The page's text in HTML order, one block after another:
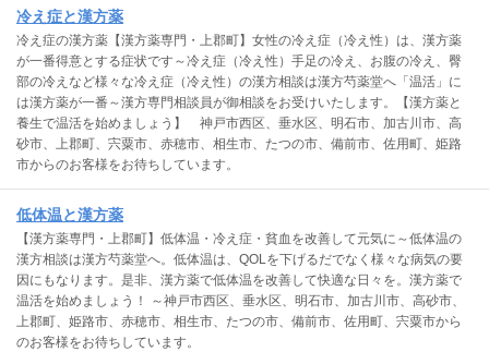
冷え症と漢方薬
冷え症の漢方薬【漢方薬専門・上郡町】女性の冷え症（冷え性）は、漢方薬
が一番得意とする症状です～冷え症（冷え性）手足の冷え、お腹の冷え、臀
部の冷えなど様々な冷え症（冷え性）の漢方相談は漢方芍薬堂へ「温活」に
は漢方薬が一番～漢方専門相談員が御相談をお受けいたします。【漢方薬と
養生で温活を始めましょう】 神戸市西区、垂水区、明石市、加古川市、高
砂市、上郡町、宍粟市、赤穂市、相生市、たつの市、備前市、佐用町、姫路
市からのお客様をお待ちしています。
低体温と漢方薬
【漢方薬専門・上郡町】低体温・冷え症・貧血を改善して元気に～低体温の
漢方相談は漢方芍薬堂へ。低体温は、QOLを下げるだでなく様々な病気の要
因にもなります。是非、漢方薬で低体温を改善して快適な日々を。漢方薬で
温活を始めましょう！ ～神戸市西区、垂水区、明石市、加古川市、高砂市、
上郡町、姫路市、赤穂市、相生市、たつの市、備前市、佐用町、宍粟市から
のお客様をお待ちしています。